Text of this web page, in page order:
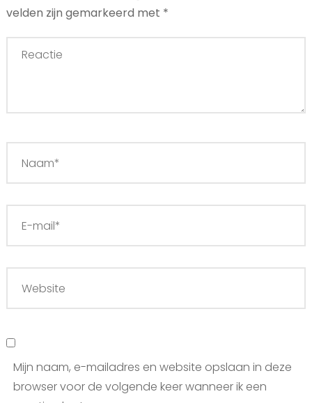
velden zijn gemarkeerd met *
Mijn naam, e-mailadres en website opslaan in deze
browser voor de volgende keer wanneer ik een